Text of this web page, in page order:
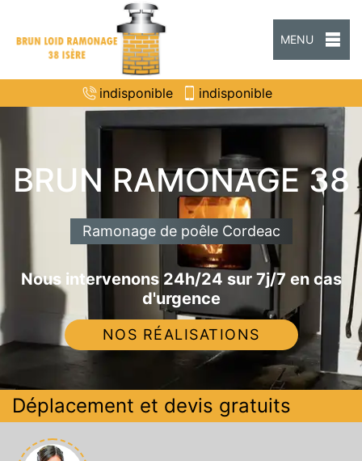
MENU
indisponible indisponible
BRUN RAMONAGE 38
Ramonage de poêle Cordeac
Nous intervenons 24h/24 sur 7j/7 en cas
d'urgence
NOS RÉALISATIONS
Déplacement et devis gratuits